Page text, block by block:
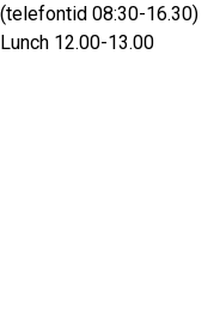
(telefontid 08:30-16.30)
Lunch 12.00-13.00